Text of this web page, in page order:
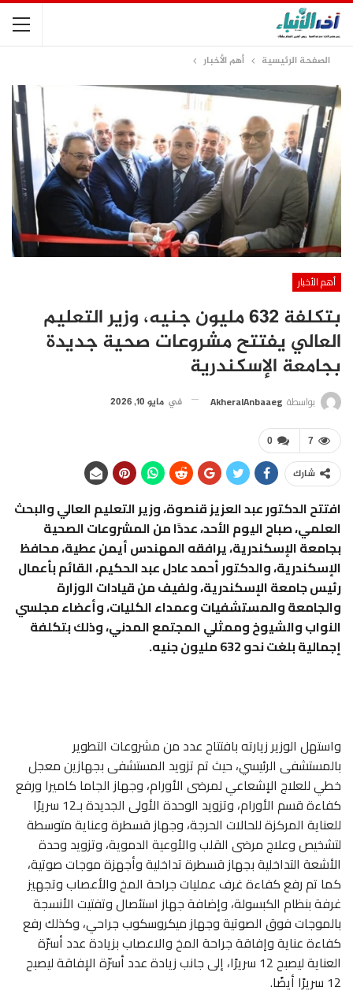
الصفحة الرئيسية أهم الأخبار
أهم الأخبار
بتكلفة 632 مليون جنيه، وزير التعليم
العالي يفتتح مشروعات صحية جديدة
بجامعة الإسكندرية
بواسطة AkheralAnbaaeg في مايو 10, 2026
0 7
شارك
افتتح الدكتور عبد العزيز قنصوة، وزير التعليم العالي والبحث
العلمي، صباح اليوم الأحد، عددًا من المشروعات الصحية
بجامعة الإسكندرية، يرافقه المهندس أيمن عطية، محافظ
الإسكندرية، والدكتور أحمد عادل عبد الحكيم، القائم بأعمال
رئيس جامعة الإسكندرية، ولفيف من قيادات الوزارة
والجامعة والمستشفيات وعمداء الكليات، وأعضاء مجلسي
النواب والشيوخ وممثلي المجتمع المدني، وذلك بتكلفة
إجمالية بلغت نحو 632 مليون جنيه.
واستهل الوزير زيارته بافتتاح عدد من مشروعات التطوير
بالمستشفى الرئيسي، حيث تم تزويد المستشفى بجهازين معجل
خطي للعلاج الإشعاعي لمرضى الأورام، وجهاز الجاما كاميرا ورفع
كفاءة قسم الأورام، وتزويد الوحدة الأولى الجديدة بـ12 سريرًا
للعناية المركزة للحالات الحرجة، وجهاز قسطرة وعناية متوسطة
لتشخيص وعلاج مرضى القلب والأوعية الدموية، وتزويد وحدة
الأشعة التداخلية بجهاز قسطرة تداخلية وأجهزة موجات صوتية،
كما تم رفع كفاءة غرف عمليات جراحة المخ والأعصاب وتجهيز
غرفة بنظام الكبسولة، وإضافة جهاز استئصال وتفتيت الأنسجة
بالموجات فوق الصوتية وجهاز ميكروسكوب جراحي، وكذلك رفع
كفاءة عناية وإفاقة جراحة المخ والاعصاب بزيادة عدد أسرّة
العناية ليصبح 12 سريرًا، إلى جانب زيادة عدد أسرّة الإفاقة ليصبح
12 سريرًا أيضًا.